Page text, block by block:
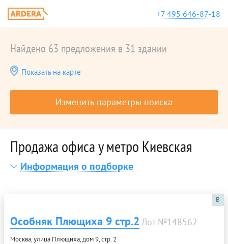
+7 495 646-87-18
Найдено 63 предложения в 31 здании
Показать на карте
Изменить параметры поиска
Продажа офиса у метро Киевская
Информация о подборке
B
Особняк Плющиха 9 стр.2 Лот №148562
Москва, улица Плющиха, дом 9, стр. 2